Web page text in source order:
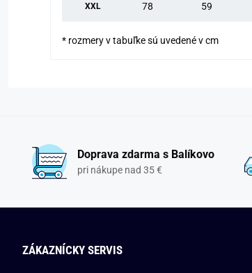
XXL 78 59
* rozmery v tabuľke sú uvedené v cm
Doprava zdarma s Balíkovo
pri nákupe nad 35 €
ZÁKAZNÍCKY SERVIS